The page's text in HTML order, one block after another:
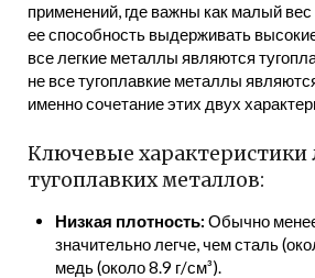
применений, где важны как малый вес
ее способность выдерживать
все легкие металлы являются
не все тугоплавкие металлы
именно сочетание этих двух
Ключевые характеристики
тугоплавких металлов:
Низкая плотность: Обычно
значительно легче, чем сталь
медь (около 8.9 г/см³).